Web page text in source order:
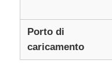
Porto di
caricamento